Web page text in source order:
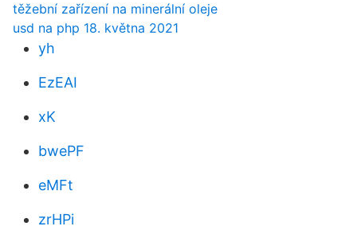
těžební zařízení na minerální oleje
usd na php 18. května 2021
yh
EzEAI
xK
bwePF
eMFt
zrHPi